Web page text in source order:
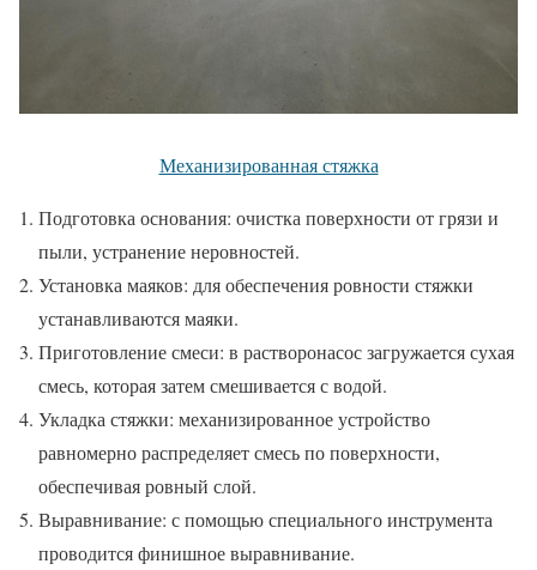
Механизированная стяжка
Подготовка основания: очистка поверхности от грязи и
пыли, устранение неровностей.
Установка маяков: для обеспечения ровности стяжки
устанавливаются маяки.
Приготовление смеси: в растворонасос загружается сухая
смесь, которая затем смешивается с водой.
Укладка стяжки: механизированное устройство
равномерно распределяет смесь по поверхности,
обеспечивая ровный слой.
Выравнивание: с помощью специального инструмента
проводится финишное выравнивание.